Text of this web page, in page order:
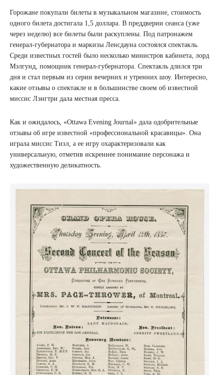
Горожане покупали билеты в музыкальном магазине, стоимость
одного билета достигала 1,5 доллара. В преддверии сеанса (уже
через неделю) все билеты были раскуплены. Под патронажем
генерал-губернатора и маркизы Ленсдауна состоялся спектакль.
Среди известных гостей было несколько министров кабинета, лорд
Мэлгунд, помощник генерал-губернатора. Спектакль длился три
дня и стал первым из серии вечерних и утренних шоу. Интересно,
какие отзывы о спектакле и в большинстве своем об известной
миссис Лэнгтри дала местная пресса.
Как и ожидалось, «Ottawa Evening Journal» дала одобрительные
отзывы об игре известной «профессиональной красавицы». Она
играла миссис Тизл, а ее игру охарактеризовали как
универсальную, отметив искреннее понимание персонажа и
художественную деликатность.